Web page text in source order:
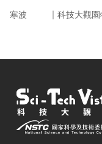
寒波 ｜ 科技大觀